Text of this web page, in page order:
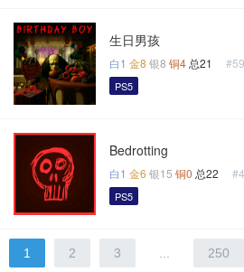
生日男孩
白1 金8 银8 铜4 总21
PS5
Bedrotting
白1 金6 银15 铜0 总22
PS5
1 2 3 250